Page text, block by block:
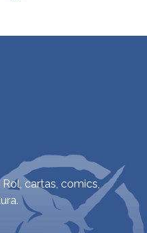
cartas, comics,